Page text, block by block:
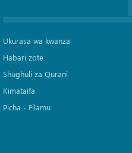
Ukurasa wa kwanza
Habari zote
Shughuli za Qurani
Kimataifa
Picha‎ - Filamu‎